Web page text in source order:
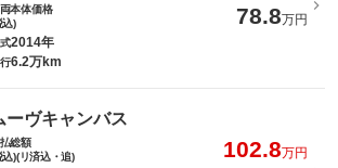
本体価格
込)
78.8万円
2014年
6.2万km
ーヴキャンバス
総額
込)(リ済込・追)
102.8万円